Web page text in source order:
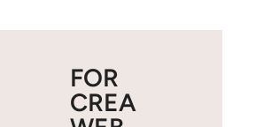
FOR
CREA